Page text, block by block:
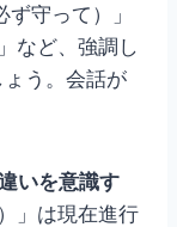
守って）」
など、強調し
う。会話が
いを意識す
」は現在進行